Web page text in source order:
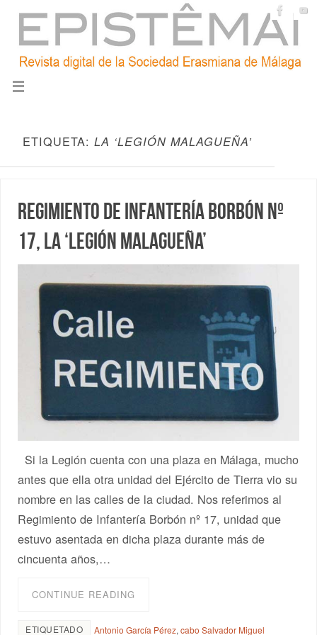
ETIQUETA: LA ‘LEGIÓN MALAGUEÑA’
Regimiento de Infantería Borbón nº
17, la ‘legión malagueña’
Si la Legión cuenta con una plaza en Málaga, mucho
antes que ella otra unidad del Ejército de Tierra vio su
nombre en las calles de la ciudad. Nos referimos al
Regimiento de Infantería Borbón nº 17, unidad que
estuvo asentada en dicha plaza durante más de
cincuenta años,…
CONTINUE READING
ETIQUETADO Antonio García Pérez,cabo Salvador Miguel